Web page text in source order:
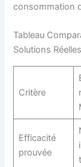
consommation
Tableau
Solutions Réelles
Critère
r
Efficacité
prouvée